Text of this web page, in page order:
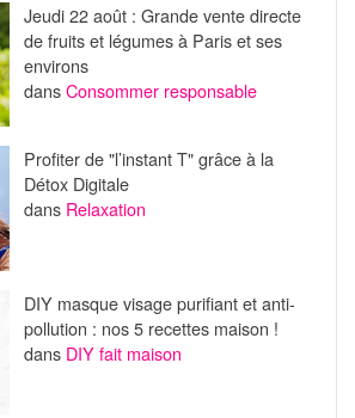
Jeudi 22 août : Grande vente directe
de fruits et légumes à Paris et ses
environs
dansConsommer responsable
Profiter de "l’instant T" grâce à la
Détox Digitale
dans Relaxation
DIY masque visage purifiant et anti-
pollution : nos 5 recettes maison !
dans DIY fait maison